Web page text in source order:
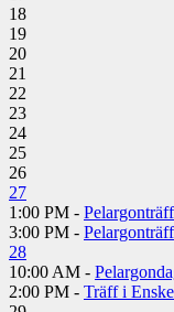
18
19
20
21
22
23
24
25
26
27
1:00 PM -
3:00 PM - Pelargonträff
28
10:00 AM -
2:00 PM - Träff i